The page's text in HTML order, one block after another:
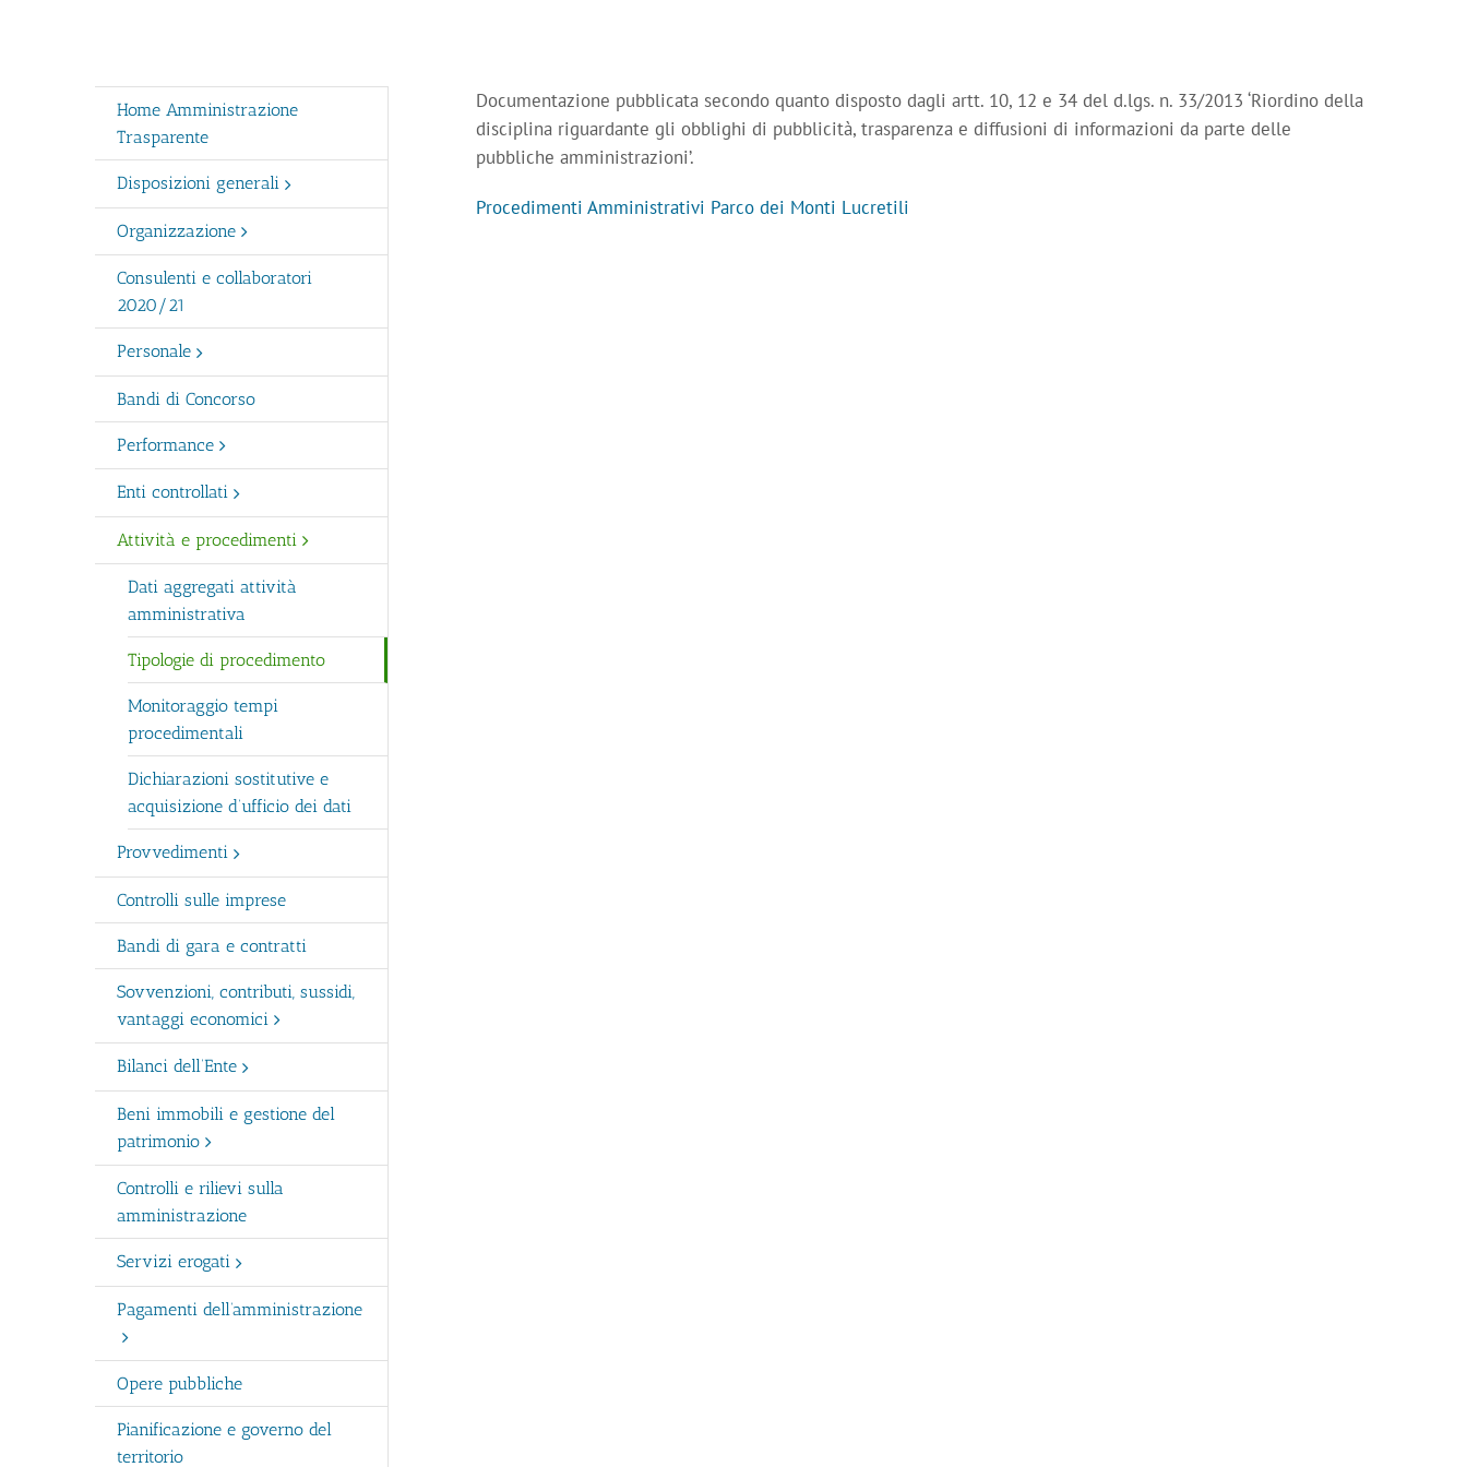
Documentazione pubblicata secondo quanto disposto dagli artt. 10, 12 e 34 del d.lgs. n. 33/2013 ‘Riordino della
disciplina riguardante gli obblighi di pubblicità, trasparenza e diffusioni di informazioni da parte delle
pubbliche amministrazioni’.
Procedimenti Amministrativi Parco dei Monti Lucretili
Home Amministrazione
Trasparente
Disposizioni generali
Organizzazione
Consulenti e collaboratori
2020/21
Personale
Bandi di Concorso
Performance
Enti controllati
Attività e procedimenti
Dati aggregati attività
amministrativa
Tipologie di procedimento
Monitoraggio tempi
procedimentali
Dichiarazioni sostitutive e
acquisizione d’ufficio dei dati
Provvedimenti
Controlli sulle imprese
Bandi di gara e contratti
Sovvenzioni, contributi, sussidi,
vantaggi economici
Bilanci dell’Ente
Beni immobili e gestione del
patrimonio
Controlli e rilievi sulla
amministrazione
Servizi erogati
Pagamenti dell’amministrazione
Opere pubbliche
Pianificazione e governo del
territorio